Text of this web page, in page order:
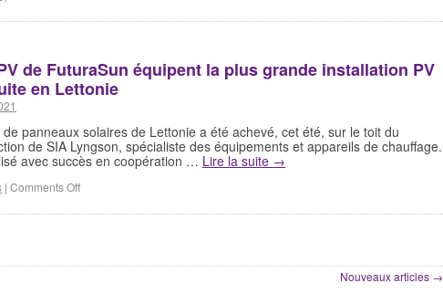
de FuturaSun équipent la plus grande installation PV
en Lettonie
panneaux solaires de Lettonie a été achevé, cet été, sur le toit du
de SIA Lyngson, spécialiste des équipements et appareils de chauffage.
avec succès en coopération … Lire la suite →
| Comments Off
Nouveaux articles →